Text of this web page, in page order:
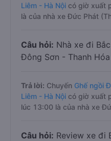
Liêm - Hà Nội có giờ xuất
là của nhà xe Đức Phát
Câu hỏi: Nhà xe đi
Đông Sơn - Thanh
Trả lời: Chuyến Ghế ngồi
Liêm - Hà Nội có giờ xuất
lúc 13:00 là của nhà xe
Câu hỏi: Review xe đi